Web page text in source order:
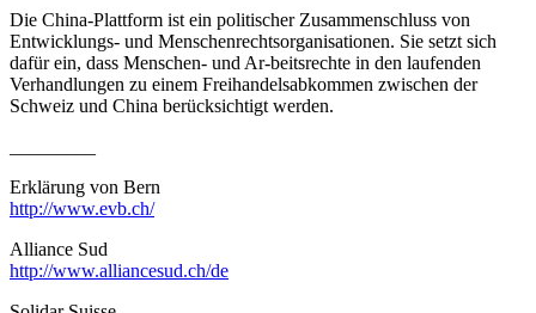
Die China-Plattform ist ein politischer Zusammenschluss von
Entwicklungs- und Menschenrechtsorganisationen. Sie setzt sich
dafür ein, dass Menschen- und Ar-beitsrechte in den laufenden
Verhandlungen zu einem Freihandelsabkommen zwischen der
Schweiz und China berücksichtigt werden.
Erklärung von Bern
http://www.evb.ch/
Alliance Sud
http://www.alliancesud.ch/de